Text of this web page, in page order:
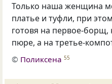
Только наша женщина
платье и туфли, при
готовя на первое-
пюре, а на третье-
© Поликсена 55